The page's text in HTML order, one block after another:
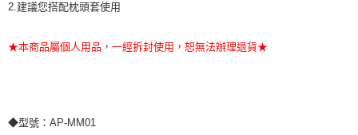
2.建議您搭配枕頭套使用
★本商品屬個人用品，一經拆封使用，恕無法辦理退貨★
◆型號：AP-MM01